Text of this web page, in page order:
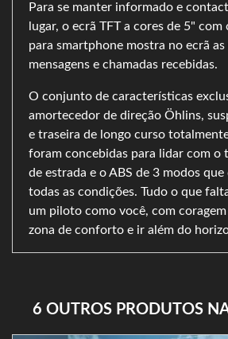
Para se manter informado e
lugar, o ecrã TFT a cores de 5"
para smartphone mostra no ecrã
mensagens e chamadas recebidas.
O conjunto de características
amortecedor de direção Öhlins,
e traseira de longo curso
foram concebidas para lidar com o
de estrada e o ABS de 3 modos
todas as condições. Tudo o que
um piloto como você, com coragem
zona de conforto e ir além do
6 OUTROS PRODUTOS